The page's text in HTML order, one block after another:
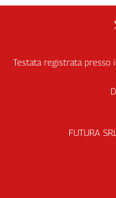
Testata registrata presso
FUTURA